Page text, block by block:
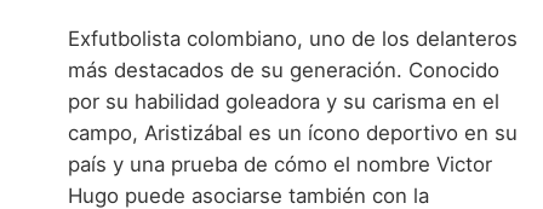
Exfutbolista colombiano, uno de los delanteros
más destacados de su generación. Conocido
por su habilidad goleadora y su carisma en el
campo, Aristizábal es un ícono deportivo en su
país y una prueba de cómo el nombre Victor
Hugo puede asociarse también con la